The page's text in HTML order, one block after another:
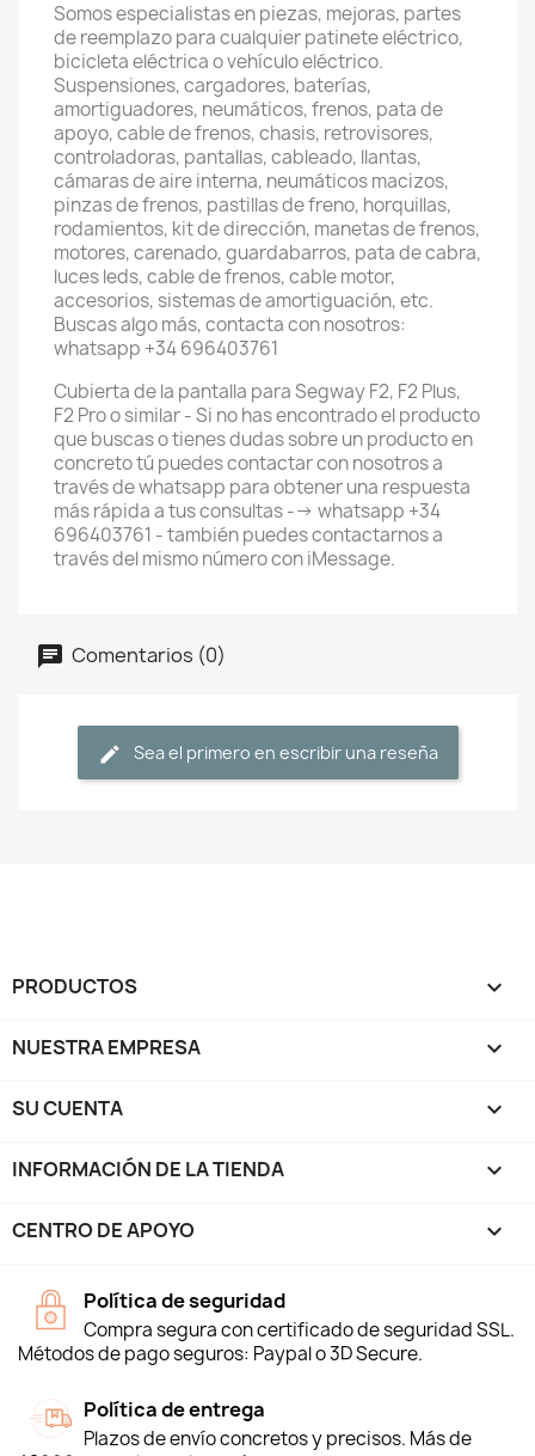
Somos especialistas en piezas, mejoras, partes
de reemplazo para cualquier patinete eléctrico,
bicicleta eléctrica o vehículo eléctrico.
Suspensiones, cargadores, baterías,
amortiguadores, neumáticos, frenos, pata de
apoyo, cable de frenos, chasis, retrovisores,
controladoras, pantallas, cableado, llantas,
cámaras de aire interna, neumáticos macizos,
pinzas de frenos, pastillas de freno, horquillas,
rodamientos, kit de dirección, manetas de frenos,
motores, carenado, guardabarros, pata de cabra,
luces leds, cable de frenos, cable motor,
accesorios, sistemas de amortiguación, etc.
Buscas algo más, contacta con nosotros:
whatsapp +34 696403761
Cubierta de la pantalla para Segway F2, F2 Plus,
F2 Pro o similar - Si no has encontrado el producto
que buscas o tienes dudas sobre un producto en
concreto tú puedes contactar con nosotros a
través de whatsapp para obtener una respuesta
más rápida a tus consultas --> whatsapp +34
696403761 - también puedes contactarnos a
través del mismo número con iMessage.
Comentarios (0)
Sea el primero en escribir una reseña
PRODUCTOS 
NUESTRA EMPRESA 
SU CUENTA 
INFORMACIÓN DE LA TIENDA keyboard_arrow_down
CENTRO DE APOYO 
Política de seguridad
Compra segura con certificado de seguridad SSL.
Métodos de pago seguros: Paypal o 3D Secure.
Política de entrega
Plazos de envío concretos y precisos. Más de